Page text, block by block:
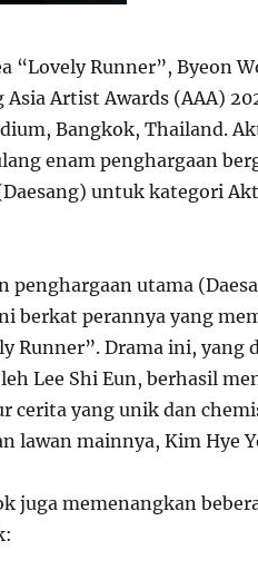
“Lovely Runner”, Byeon
Artist Awards (AAA)
Bangkok, Thailand.
enam penghargaan
untuk kategori
penghargaan utama
berkat perannya yang
Runner”. Drama ini, yang
Lee Shi Eun, berhasil
cerita yang unik dan
lawan mainnya, Kim Hye
juga memenangkan